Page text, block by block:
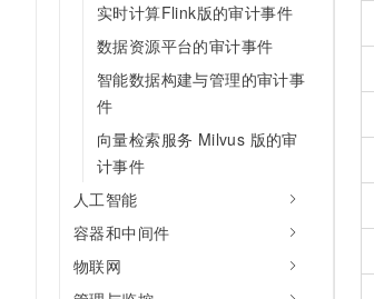
实时计算Flink版的审计事件
数据资源平台的审计事件
智能数据构建与管理的审计事
件
向量检索服务 Milvus 版的审
计事件
人工智能
容器和中间件
物联网